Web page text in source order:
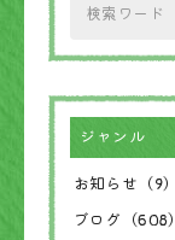
ジャンル
お知らせ（9）
ブログ（608）